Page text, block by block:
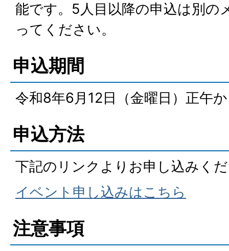
能です。5人目以降の申込は別の
ってください。
申込期間
令和8年6月12日（金曜日）正午
申込方法
下記のリンクよりお申し込みく
イベント申し込みはこちら
注意事項